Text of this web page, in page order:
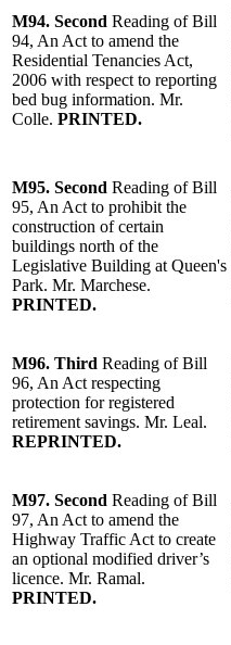
M94. Second Reading of Bill
94, An Act to amend the
Residential Tenancies Act,
2006 with respect to reporting
bed bug information. Mr.
Colle. PRINTED.
M95. Second Reading of Bill
95, An Act to prohibit the
construction of certain
buildings north of the
Legislative Building at Queen's
Park. Mr. Marchese.
PRINTED.
M96. Third Reading of Bill
96, An Act respecting
protection for registered
retirement savings. Mr. Leal.
REPRINTED.
M97. Second Reading of Bill
97, An Act to amend the
Highway Traffic Act to create
an optional modified driver’s
licence. Mr. Ramal.
PRINTED.